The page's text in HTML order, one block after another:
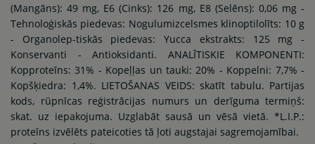
(Mangāns): 49 mg, E6 (Cinks): 126 mg, E8 (Selēns): 0,06 mg -
Tehnoloģiskās piedevas: Nogulumizcelsmes klinoptilolīts: 10 g
- Organolep-tiskās piedevas: Yucca ekstrakts: 125 mg -
Konservanti - Antioksidanti. ANALĪTISKIE KOMPONENTI:
Kopproteīns: 31% - Kopeļļas un tauki: 20% - Koppelni: 7,7% -
Kopšķiedra: 1,4%. LIETOŠANAS VEIDS: skatīt tabulu. Partijas
kods, rūpnīcas reģistrācijas numurs un derīguma termiņš:
skat. uz iepakojuma. Uzglabāt sausā un vēsā vietā. *L.I.P.:
proteīns izvēlēts pateicoties tā ļoti augstajai sagremojamībai.